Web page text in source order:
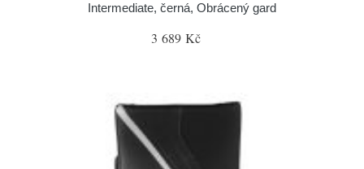
Intermediate, černá, Obrácený gard
3 689 Kč